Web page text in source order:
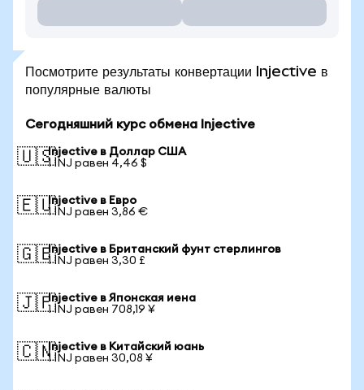
Посмотрите результаты конвертации Injective в
популярные валюты
Сегодняшний курс обмена Injective
🇺🇸Injective в Доллар США
1 INJ равен 4,46 $
🇪🇺Injective в Евро
1 INJ равен 3,86 €
🇬🇧Injective в Британский фунт стерлингов
1 INJ равен 3,30 £
🇯🇵Injective в Японская иена
1 INJ равен 708,19 ¥
🇨🇳Injective в Китайский юань
1 INJ равен 30,08 ¥